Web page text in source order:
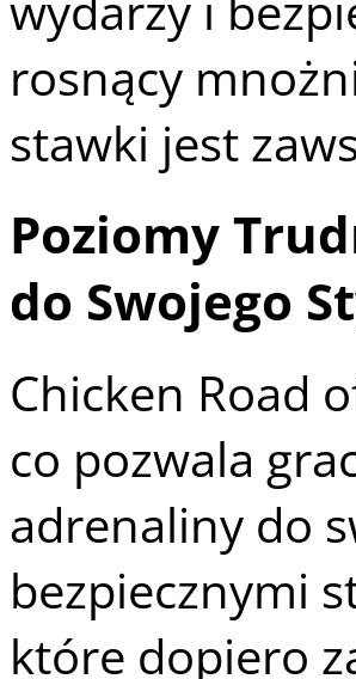
rosnący
stawki jest
Poziomy
do Swojego
Chicken Road
co pozwala
adrenaliny do
bezpiecznymi
które dopiero